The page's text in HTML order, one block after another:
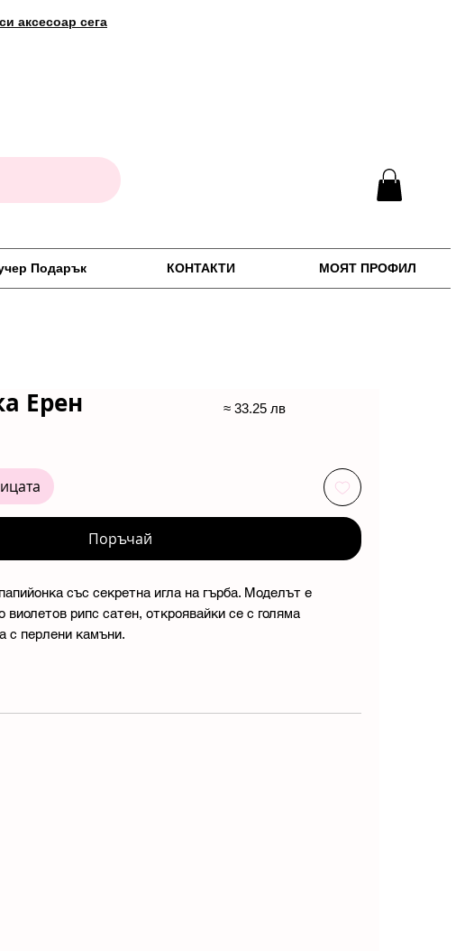
аксесоар сега
Подарък КОНТАКТИ МОЯТ ПРОФИЛ
Ерен
Поръчай
със секретна игла на гърба. Моделът е
виолетов рипс сатен, откроявайки се с голяма
с перлени камъни.
≈ 33.25 лв